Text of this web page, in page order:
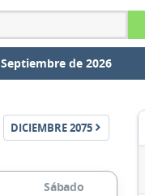
Septiembre de 2026
DICIEMBRE2075
Sábado